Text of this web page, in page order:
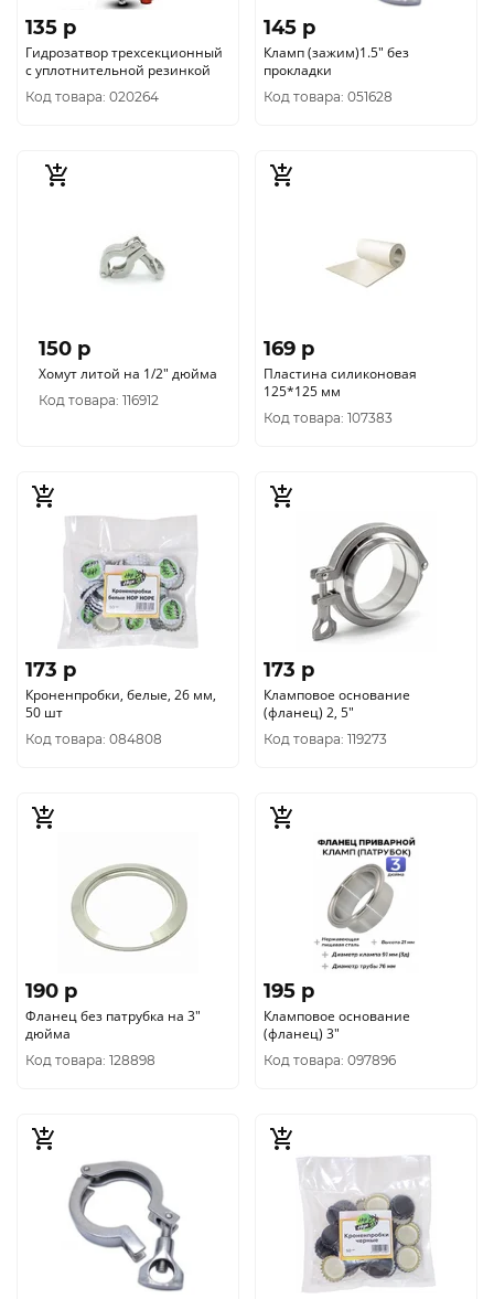
135 p
Гидрозатвор трехсекционный
с уплотнительной резинкой
Код товара: 020264
145 p
Кламп (зажим)1.5" без
прокладки
Код товара: 051628
150 p
Хомут литой на 1/2" дюйма
Код товара: 116912
169 p
Пластина силиконовая
125*125 мм
Код товара: 107383
173 p
Кроненпробки, белые, 26 мм,
50 шт
Код товара: 084808
173 p
Кламповое основание
(фланец) 2, 5"
Код товара: 119273
190 p
Фланец без патрубка на 3"
дюйма
Код товара: 128898
195 p
Кламповое основание
(фланец) 3"
Код товара: 097896